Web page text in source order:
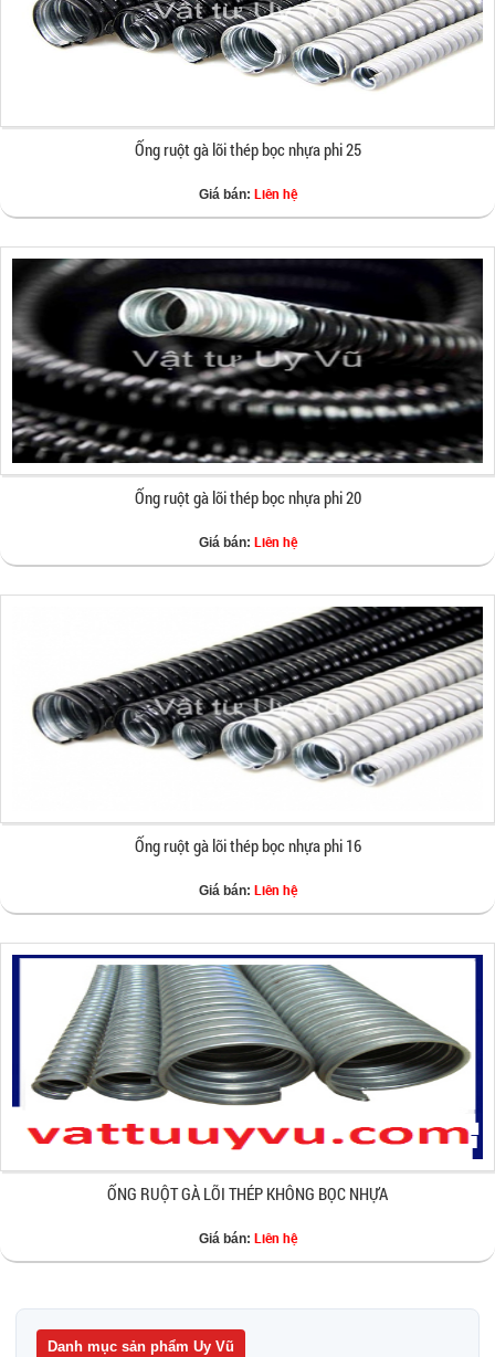
Ống ruột gà lõi thép bọc nhựa phi 25
Giá bán: Liên hệ
Ống ruột gà lõi thép bọc nhựa phi 20
Giá bán: Liên hệ
Ống ruột gà lõi thép bọc nhựa phi 16
Giá bán: Liên hệ
ỐNG RUỘT GÀ LÕI THÉP KHÔNG BỌC NHỰA
Giá bán: Liên hệ
Danh mục sản phẩm Uy Vũ